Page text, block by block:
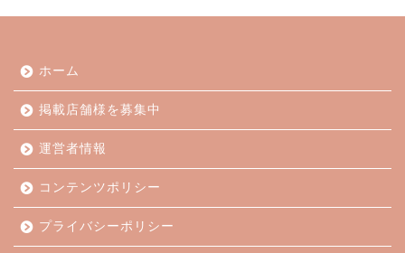
ホーム
掲載店舗様を募集中
運営者情報
コンテンツポリシー
プライバシーポリシー